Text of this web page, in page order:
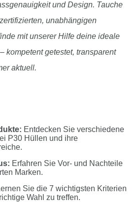
und Design. Tauche
unabhängigen
mit unserer Hilfe deine ideale
kompetent getestet, transparent
aktuell.
Entdecken Sie verschiedene
P30 Hüllen und ihre
Erfahren Sie Vor- und Nachteile
Marken.
Sie die 7 wichtigsten Kriterien
Wahl zu treffen.